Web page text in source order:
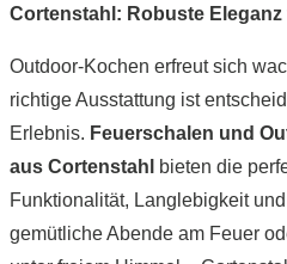
Cortenstahl: Robuste Eleganz
Outdoor-Kochen erfreut sich
richtige Ausstattung ist
Erlebnis. Feuerschalen und
aus Cortenstahl
bieten die
Funktionalität, Langlebigkeit
gemütliche Abende am Feuer